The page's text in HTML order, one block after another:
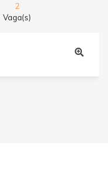
2
Vaga(s)